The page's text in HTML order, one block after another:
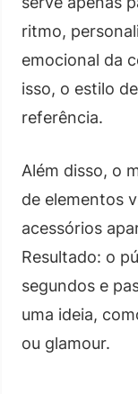
ritmo,
emocional da
isso, o estilo
referência.
Além disso, o
de elementos
acessórios
Resultado: o
segundos e
uma ideia,
ou glamour.